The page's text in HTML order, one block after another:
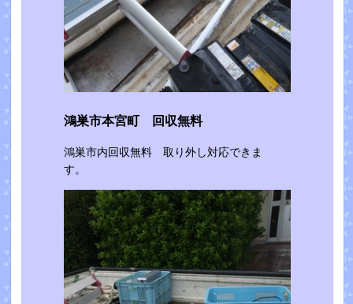
鴻巣市本宮町 回収無料
鴻巣市内回収無料 取り外し対応できま
す。